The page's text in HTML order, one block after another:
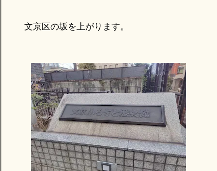
文京区の坂を上がります。